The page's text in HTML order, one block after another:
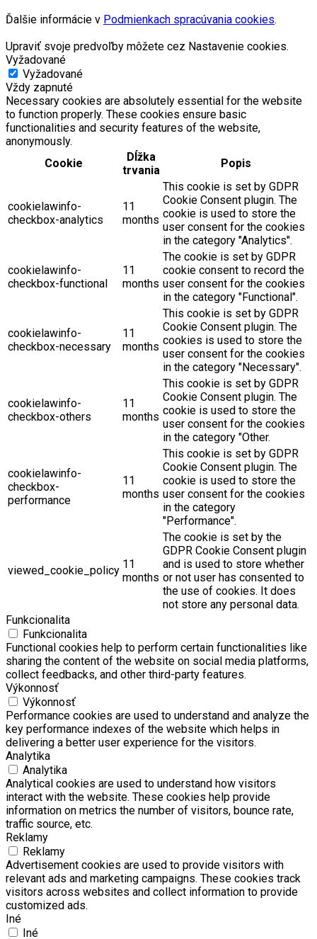
Ďalšie informácie v Podmienkach spracúvania cookies.
Upraviť svoje predvoľby môžete cez Nastavenie cookies.
Vyžadované
Vyžadované
Vždy zapnuté
Necessary cookies are absolutely essential for the website
to function properly. These cookies ensure basic
functionalities and security features of the website,
anonymously.
Cookie
Dĺžka
trvania
Popis
cookielawinfo-
checkbox-analytics
11
months
This cookie is set by GDPR
Cookie Consent plugin. The
cookie is used to store the
user consent for the cookies
in the category "Analytics".
cookielawinfo-
checkbox-functional
11
months
The cookie is set by GDPR
cookie consent to record the
user consent for the cookies
in the category "Functional".
cookielawinfo-
checkbox-necessary
11
months
This cookie is set by GDPR
Cookie Consent plugin. The
cookies is used to store the
user consent for the cookies
in the category "Necessary".
cookielawinfo-
checkbox-others
11
months
This cookie is set by GDPR
Cookie Consent plugin. The
cookie is used to store the
user consent for the cookies
in the category "Other.
cookielawinfo-
checkbox-
performance
11
months
This cookie is set by GDPR
Cookie Consent plugin. The
cookie is used to store the
user consent for the cookies
in the category
"Performance".
viewed_cookie_policy 11
months
The cookie is set by the
GDPR Cookie Consent plugin
and is used to store whether
or not user has consented to
the use of cookies. It does
not store any personal data.
Funkcionalita
Funkcionalita
Functional cookies help to perform certain functionalities like
sharing the content of the website on social media platforms,
collect feedbacks, and other third-party features.
Výkonnosť
Výkonnosť
Performance cookies are used to understand and analyze the
key performance indexes of the website which helps in
delivering a better user experience for the visitors.
Analytika
Analytika
Analytical cookies are used to understand how visitors
interact with the website. These cookies help provide
information on metrics the number of visitors, bounce rate,
traffic source, etc.
Reklamy
Reklamy
Advertisement cookies are used to provide visitors with
relevant ads and marketing campaigns. These cookies track
visitors across websites and collect information to provide
customized ads.
Iné
Iné